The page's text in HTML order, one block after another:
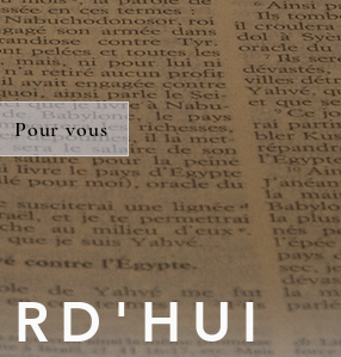
Pour vous